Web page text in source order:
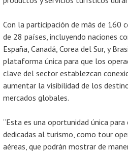
Con la participación de más de 160
de 28 países, incluyendo naciones
España, Canadá, Corea del Sur, y
plataforma única para que los
clave del sector establezcan
aumentar la visibilidad de los
mercados globales.
“Esta es una oportunidad única
dedicadas al turismo, como tour
aéreas, que podrán mostrar de